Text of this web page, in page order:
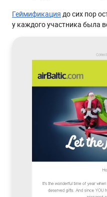
Геймификация до сих пор
у каждого участника была